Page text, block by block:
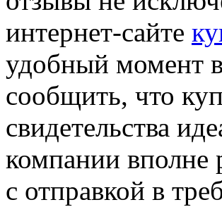
интернет-сайте
удобный момент
сообщить, что
свидетельства
компании вполне
с отправкой в